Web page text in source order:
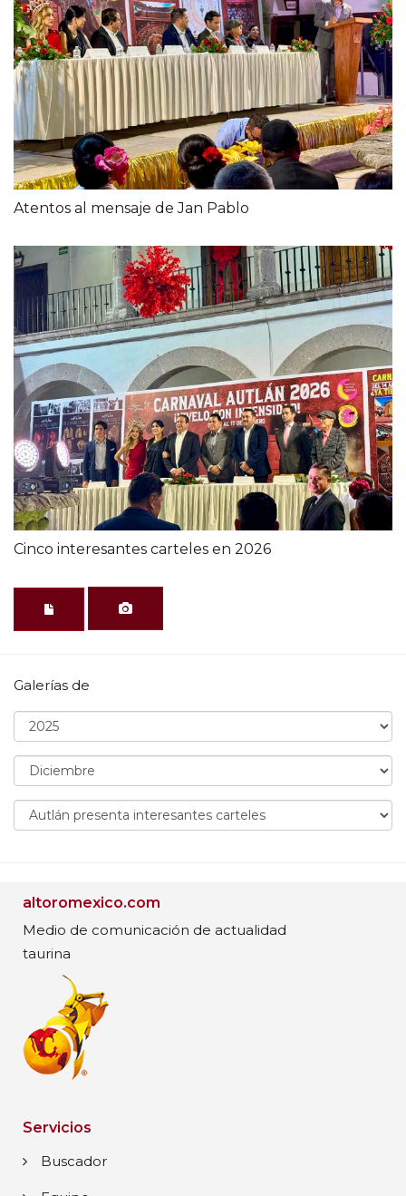
Atentos al mensaje de Jan Pablo
Cinco interesantes carteles en 2026
Galerías de
altoromexico.com
Medio de comunicación de actualidad
taurina
Servicios
Buscador